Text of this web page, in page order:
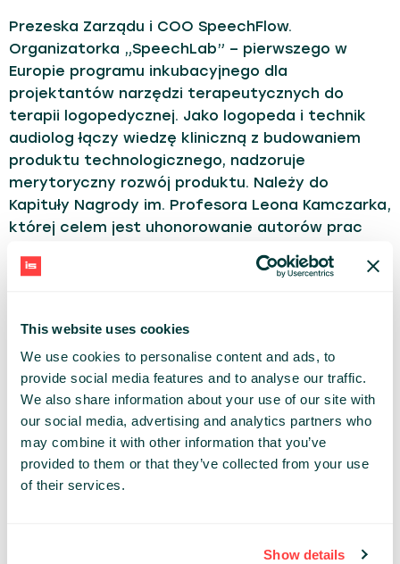
This website uses cookies
We use cookies to personalise content and ads, to
provide social media features and to analyse our traffic.
We also share information about your use of our site with
our social media, advertising and analytics partners who
may combine it with other information that you’ve
provided to them or that they’ve collected from your use
of their services.
Show details
Prezeska Zarządu i COO SpeechFlow.
Organizatorka „SpeechLab” – pierwszego w
Europie programu inkubacyjnego dla
projektantów narzędzi terapeutycznych do
terapii logopedycznej. Jako logopeda i technik
audiolog łączy wiedzę kliniczną z budowaniem
produktu technologicznego, nadzoruje
merytoryczny rozwój produktu. Należy do
Kapituły Nagrody im. Profesora Leona Kamczarka,
której celem jest uhonorowanie autorów prac
mowie i jej zaburzeniach oraz promowanie
terapeutycznych i poradniach medycznych
podczas terapii z osobamii od 1. do 87. r.ż.
Obecnie prowadzi zajęcia logopedyczne dla
przedsiębiorców i osób występujących publicznie.
Uważa, że każda rozmowa to spotkanie z drugim
człowiekiem.